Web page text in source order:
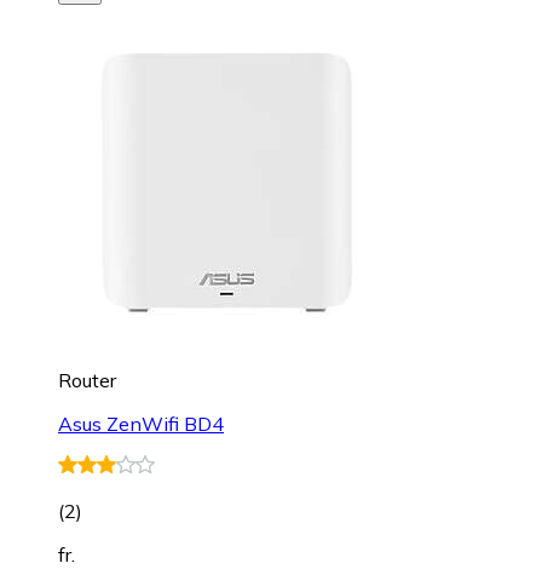
Router
Asus ZenWifi BD4
(2)
fr.